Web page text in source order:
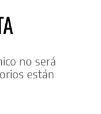
no será
están